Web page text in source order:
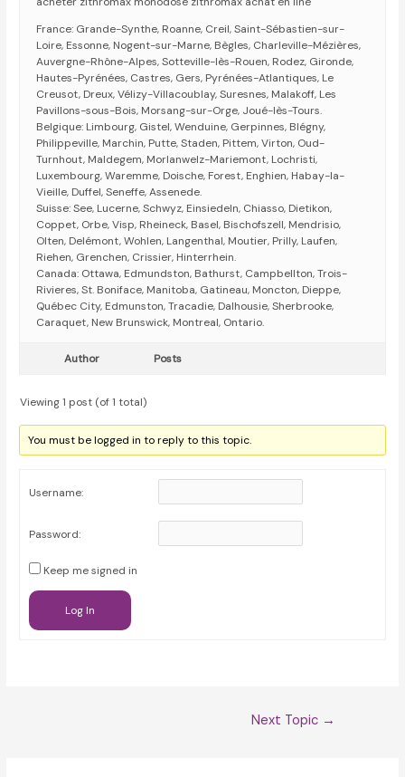
France: Grande-Synthe, Roanne, Creil, Saint-Sébastien-sur-
Loire, Essonne, Nogent-sur-Marne, Bègles, Charleville-Mézières,
Auvergne-Rhône-Alpes, Sotteville-lès-Rouen, Rodez, Gironde,
Hautes-Pyrénées, Castres, Gers, Pyrénées-Atlantiques, Le
Creusot, Dreux, Vélizy-Villacoublay, Suresnes, Malakoff, Les
Pavillons-sous-Bois, Morsang-sur-Orge, Joué-lès-Tours.
Belgique: Limbourg, Gistel, Wenduine, Gerpinnes, Blégny,
Philippeville, Marchin, Putte, Staden, Pittem, Virton, Oud-
Turnhout, Maldegem, Morlanwelz-Mariemont, Lochristi,
Luxembourg, Waremme, Doische, Forest, Enghien, Habay-la-
Vieille, Duffel, Seneffe, Assenede.
Suisse: See, Lucerne, Schwyz, Einsiedeln, Chiasso, Dietikon,
Coppet, Orbe, Visp, Rheineck, Basel, Bischofszell, Mendrisio,
Olten, Delémont, Wohlen, Langenthal, Moutier, Prilly, Laufen,
Riehen, Grenchen, Crissier, Hinterrhein.
Canada: Ottawa, Edmundston, Bathurst, Campbellton, Trois-
Rivieres, St. Boniface, Manitoba, Gatineau, Moncton, Dieppe,
Québec City, Edmunston, Tracadie, Dalhousie, Sherbrooke,
Caraquet, New Brunswick, Montreal, Ontario.
Author Posts
Viewing 1 post (of 1 total)
You must be logged in to reply to this topic.
Username:
Password:
Keep me signed in
Log In
Next Topic →